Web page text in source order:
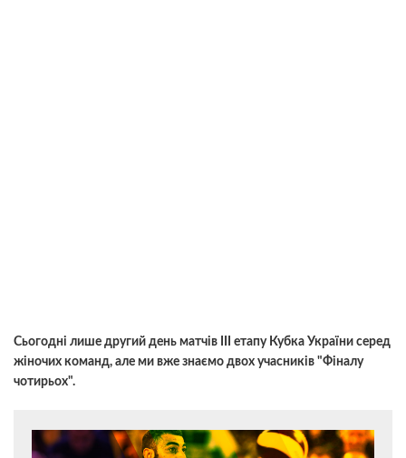
Сьогодні лише другий день матчів ІІІ етапу Кубка України серед
жіночих команд, але ми вже знаємо двох учасників "Фіналу
чотирьох".